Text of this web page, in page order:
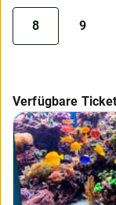
8 9
Verfügbare